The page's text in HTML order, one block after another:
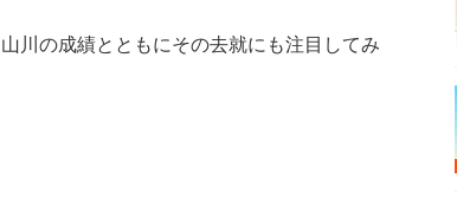
川の成績とともにその去就にも注目してみ